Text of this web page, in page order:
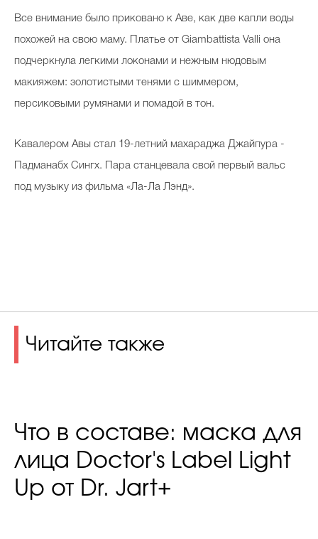
Все внимание было приковано к Аве, как две капли воды
похожей на свою маму. Платье от Giambattista Valli она
подчеркнула легкими локонами и нежным нюдовым
макияжем: золотистыми тенями с шиммером,
персиковыми румянами и помадой в тон.
Кавалером Авы стал 19-летний махараджа Джайпура -
Падманабх Сингх. Пара станцевала свой первый вальс
под музыку из фильма «Ла-Ла Лэнд».
Читайте также
Что в составе: маска для
лица Doctor's Label Light
Up от Dr. Jart+